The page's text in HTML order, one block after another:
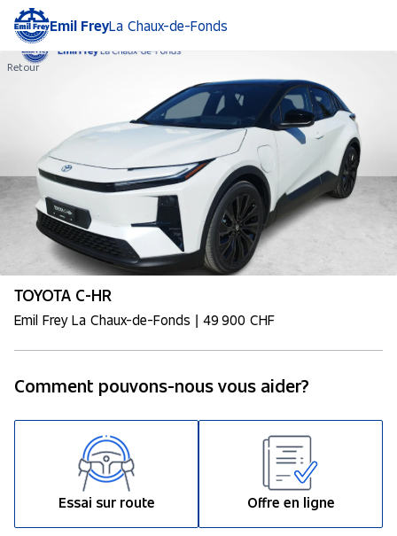
Emil FreyLa Chaux-de-Fonds
Retour
TOYOTA C-HR
Emil Frey La Chaux-de-Fonds | 49 900 CHF
Comment pouvons-nous vous aider?
Essai sur route Offre en ligne